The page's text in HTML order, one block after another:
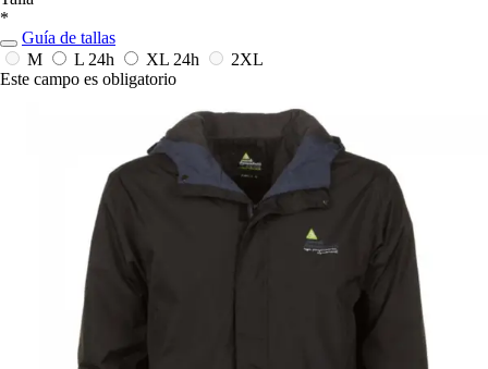
*
Guía de tallas
M
L 24h XL 24h
2XL
Este campo es obligatorio